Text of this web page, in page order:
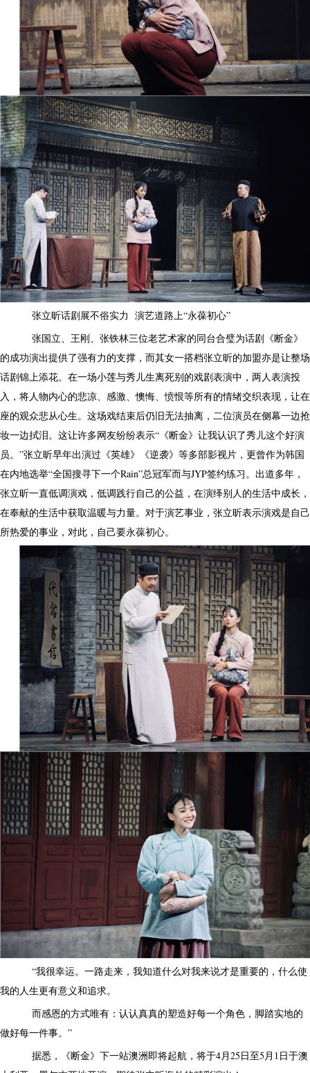
张立昕话剧展不俗实力 演艺道路上“永葆初心”
张国立、王刚、张铁林三位老艺术家的同台合璧为话剧《断金》
的成功演出提供了强有力的支撑，而其女一搭档张立昕的加盟亦是让整场
话剧锦上添花。在一场小莲与秀儿生离死别的戏剧表演中，两人表演投
入，将人物内心的悲凉、感激、懊悔、愤恨等所有的情绪交织表现，让在
座的观众悲从心生。这场戏结束后仍旧无法抽离，二位演员在侧幕一边抢
妆一边拭泪。这让许多网友纷纷表示“《断金》让我认识了秀儿这个好演
员。”张立昕早年出演过《英雄》《逆袭》等多部影视片，更曾作为韩国
在内地选举“全国搜寻下一个Rain”总冠军而与JYP签约练习。出道多年，
张立昕一直低调演戏，低调践行自己的公益，在演绎别人的生活中成长，
在奉献的生活中获取温暖与力量。对于演艺事业，张立昕表示演戏是自己
所热爱的事业，对此，自己要永葆初心。
“我很幸运。一路走来，我知道什么对我来说才是重要的，什么使
我的人生更有意义和追求。
而感恩的方式唯有：认认真真的塑造好每一个角色，脚踏实地的
做好每一件事。”
据悉，《断金》下一站澳洲即将起航，将于4月25日至5月1日于澳